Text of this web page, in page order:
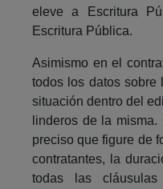
eleve a Escritura
Escritura Pública.
Asimismo en el
todos los datos sobre
situación dentro del
linderos de la
preciso que figure de
contratantes, la
todas las